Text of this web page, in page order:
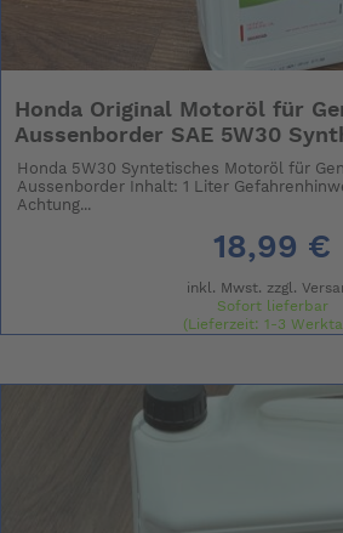
Honda Original Motoröl für
Aussenborder SAE 5W30
Honda 5W30 Syntetisches Motoröl für
Aussenborder Inhalt: 1 Liter
Achtung...
18,99 €
inkl. Mwst. zzgl.
Sofort lieferbar
(Lieferzeit: 1-3